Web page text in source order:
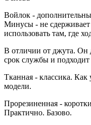
Войлок -
Минусы - не
использовать там, где
В отличии от джута. Он
срок службы и подходит
Тканная - классика.
модели.
Прорезиненная -
Практично. Базово.